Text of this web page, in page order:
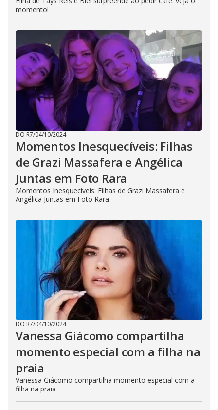
momento!
DO R7/04/10/2024
Momentos Inesquecíveis: Filhas
de Grazi Massafera e Angélica
Juntas em Foto Rara
Momentos Inesquecíveis: Filhas de Grazi Massafera e
Angélica Juntas em Foto Rara
DO R7/04/10/2024
Vanessa Giácomo compartilha
momento especial com a filha na
praia
Vanessa Giácomo compartilha momento especial com a
filha na praia